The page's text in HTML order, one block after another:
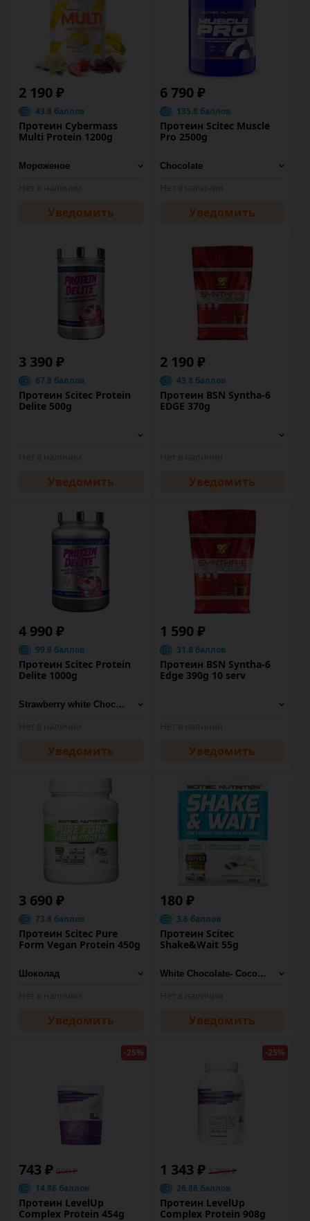
2 190 ₽
43.8 баллов
Протеин Cybermass
Multi Protein 1200g
Уведомить
6 790 ₽
135.8 баллов
Протеин Scitec Muscle
Pro 2500g
Уведомить
3 390 ₽
67.8 баллов
Протеин Scitec Protein
Delite 500g
Уведомить
2 190 ₽
43.8 баллов
Протеин BSN Syntha-6
EDGE 370g
Уведомить
4 990 ₽
99.8 баллов
Протеин Scitec Protein
Delite 1000g
Уведомить
1 590 ₽
31.8 баллов
Протеин BSN Syntha-6
Edge 390g 10 serv
Уведомить
3 690 ₽
73.8 баллов
Протеин Scitec Pure
Form Vegan Protein 450g
Уведомить
180 ₽
3.6 баллов
Протеин Scitec
Shake&Wait 55g
Уведомить
-25%
743 ₽ 990 ₽
14.86 баллов
Протеин LevelUp
Complex Protein 454g
-25%
1 343 ₽ 1 790 ₽
26.86 баллов
Протеин LevelUp
Complex Protein 908g